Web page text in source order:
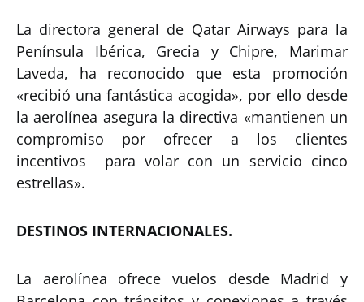
La directora general de Qatar Airways para la
Península Ibérica, Grecia y Chipre, Marimar
Laveda, ha reconocido que esta promoción
«recibió una fantástica acogida», por ello desde
la aerolínea asegura la directiva «mantienen un
compromiso por ofrecer a los clientes
incentivos para volar con un servicio cinco
estrellas».
DESTINOS INTERNACIONALES.
La aerolínea ofrece vuelos desde Madrid y